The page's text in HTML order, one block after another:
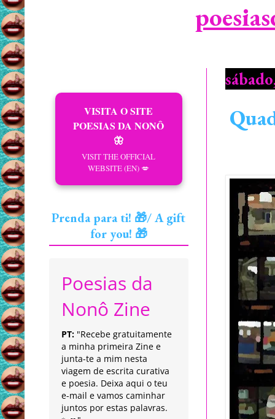
VISITA O SITE
POESIAS DA NONÔ
🦋
VISIT THE OFFICIAL
WEBSITE (EN) 💋
Prenda para ti! 🎁/ A gift
for you! 🎁
Poesias da
Nonô Zine
PT: "Recebe gratuitamente
a minha primeira Zine e
junta-te a mim nesta
viagem de escrita curativa
e poesia. Deixa aqui o teu
e-mail e vamos caminhar
juntos por estas palavras.